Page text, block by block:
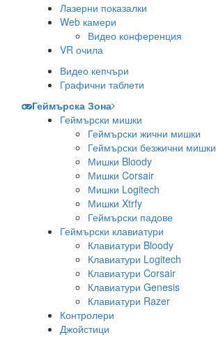
Лазерни показалки
Web камери
Видео конференция
VR очила
Видео кепчъри
Графични таблети
Геймърска Зона
Геймърски мишки
Геймърски жични мишки
Геймърски безжични мишки
Мишки Bloody
Мишки Corsair
Мишки Logitech
Мишки Xtrfy
Геймърски падове
Геймърски клавиатури
Клавиатури Bloody
Клавиатури Logitech
Клавиатури Corsair
Клавиатури Genesis
Клавиатури Razer
Контролери
Джойстици